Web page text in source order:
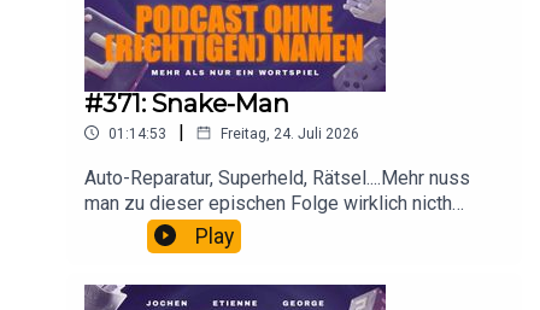
#371: Snake-Man
01:14:53 | Freitag, 24. Juli 2026
Auto-Reparatur, Superheld, Rätsel....Mehr nuss
man zu dieser epischen Folge wirklich nicth
Play